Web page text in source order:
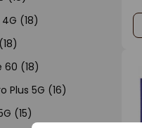
Realme C67 4G (18)
60 (18)
Plus 5G (16)
(15)